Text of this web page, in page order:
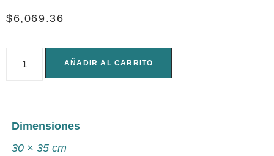
$6,069.36
AÑADIR AL CARRITO
Dimensiones
30 × 35 cm